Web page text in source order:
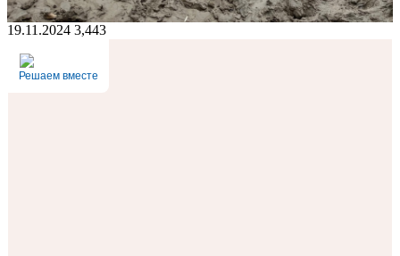
19.11.2024 3,443
Решаем вместе